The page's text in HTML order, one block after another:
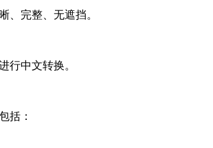
、完整、无遮挡。
行中文转换。
括：